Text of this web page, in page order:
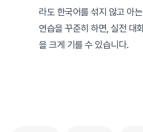
라도 한국어를 섞지 않고 아
연습을 꾸준히 하면, 실전 대
을 크게 기를 수 있습니다.